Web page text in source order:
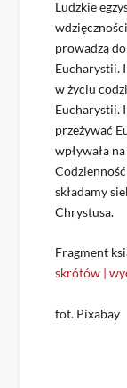
Ludzkie
prowadzą
Eucharystii.
w życiu
Eucharystii.
przeżywać
wpływała
składamy
Chrystusa.
Fragment
skrótów |
fot. Pixabay